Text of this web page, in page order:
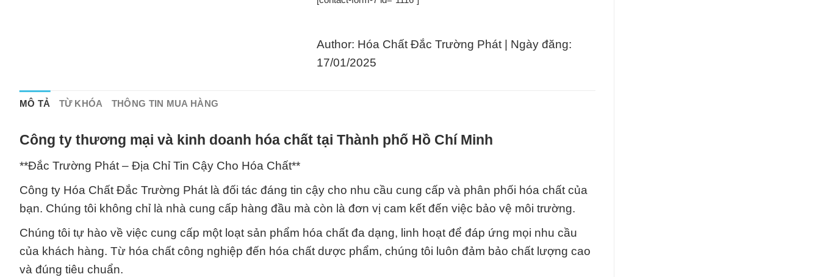
Author: Hóa Chất Đắc Trường Phát | Ngày đăng:
17/01/2025
MÔ TẢ TỪ KHÓA THÔNG TIN MUA HÀNG
Công ty thương mại và kinh doanh hóa chất tại Thành phố Hồ Chí Minh
**Đắc Trường Phát – Địa Chỉ Tin Cậy Cho Hóa Chất**
Công ty Hóa Chất Đắc Trường Phát là đối tác đáng tin cậy cho nhu cầu cung cấp và phân phối hóa chất của
bạn. Chúng tôi không chỉ là nhà cung cấp hàng đầu mà còn là đơn vị cam kết đến việc bảo vệ môi trường.
Chúng tôi tự hào về việc cung cấp một loạt sản phẩm hóa chất đa dạng, linh hoạt để đáp ứng mọi nhu cầu
của khách hàng. Từ hóa chất công nghiệp đến hóa chất dược phẩm, chúng tôi luôn đảm bảo chất lượng cao
và đúng tiêu chuẩn.